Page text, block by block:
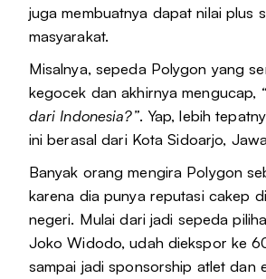
juga membuatnya dapat nilai plus
masyarakat.
Misalnya, sepeda Polygon yang
kegocek dan akhirnya mengucap,
dari Indonesia?”. Yap, lebih
ini berasal dari Kota Sidoarjo,
Banyak orang mengira Polygon
karena dia punya reputasi cakep
negeri. Mulai dari jadi sepeda
Joko Widodo, udah diekspor ke
sampai jadi sponsorship atlet dan